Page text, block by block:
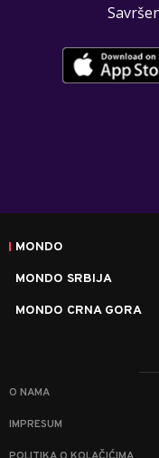
MONDO
MONDO SRBIJA
MONDO CRNA GORA
O NAMA
IMPRESUM